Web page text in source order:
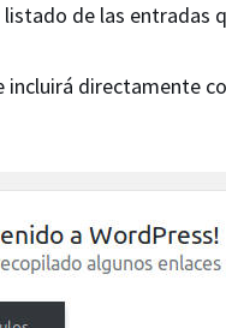
de las entradas
incluirá directamente